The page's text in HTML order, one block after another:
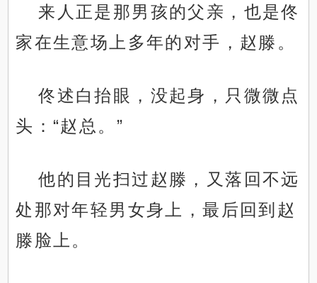
来人正是那男孩的父亲，也是佟
家在生意场上多年的对手，赵滕。
佟述白抬眼，没起身，只微微点
头：“赵总。”
他的目光扫过赵滕，又落回不远
处那对年轻男女身上，最后回到赵
滕脸上。